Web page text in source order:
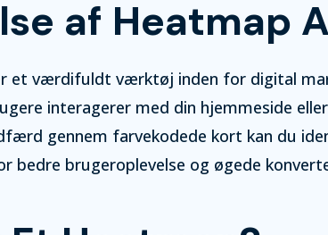
af Heatmap
et værdifuldt værktøj inden for digital
interagerer med din hjemmeside
gennem farvekodede kort kan du
bedre brugeroplevelse og øgede